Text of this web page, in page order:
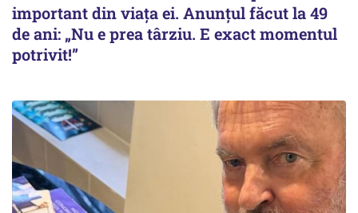
important din viața ei. Anunțul făcut la 49
de ani: „Nu e prea târziu. E exact momentul
potrivit!”